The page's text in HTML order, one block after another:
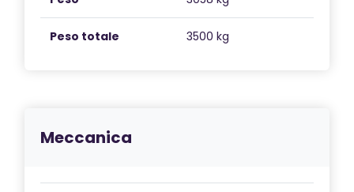
Peso totale 3500 kg
Meccanica